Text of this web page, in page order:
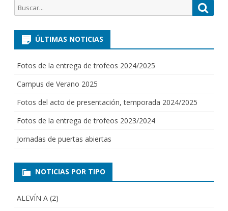
Buscar
por:
ÚLTIMAS NOTICIAS
Fotos de la entrega de trofeos 2024/2025
Campus de Verano 2025
Fotos del acto de presentación, temporada 2024/2025
Fotos de la entrega de trofeos 2023/2024
Jornadas de puertas abiertas
NOTICIAS POR TIPO
ALEVÍN A (2)